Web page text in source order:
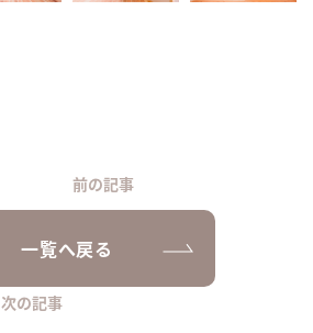
前の記事
次の記事
一覧へ戻る